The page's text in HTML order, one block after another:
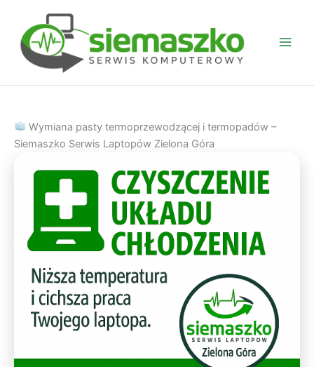
treści
Wymiana pasty termoprzewodzącej i termopadów –
Siemaszko Serwis Laptopów Zielona Góra